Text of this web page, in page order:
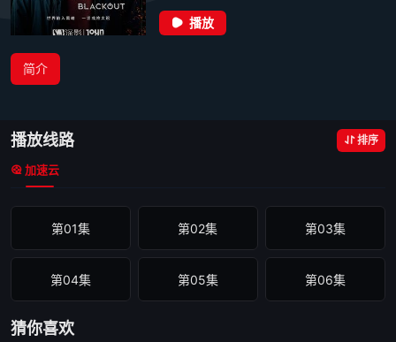
播放
简介
播放线路 排序
加速云
第01集 第02集 第03集
第04集 第05集 第06集
猜你喜欢